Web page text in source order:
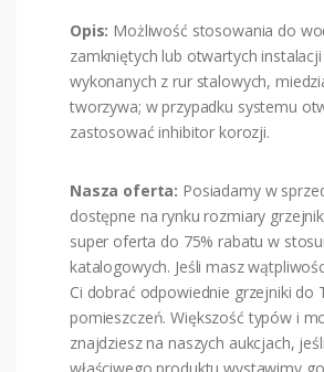
Opis: Możliwość stosowania do
zamkniętych lub otwartych instalacji
wykonanych z rur stalowych,
tworzywa; w przypadku systemu
zastosować inhibitor korozji.
Nasza oferta: Posiadamy w
dostępne na rynku rozmiary
super oferta do 75% rabatu w
katalogowych. Jeśli masz
Ci dobrać odpowiednie grzejniki do
pomieszczeń. Większość typów i
znajdziesz na naszych aukcjach,